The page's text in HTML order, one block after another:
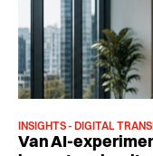
INSIGHTS - DIGITAL
Van AI-